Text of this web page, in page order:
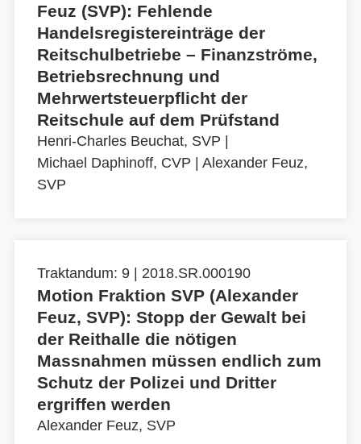
Feuz (SVP): Fehlende
Handelsregistereinträge der
Reitschulbetriebe – Finanzströme,
Betriebsrechnung und
Mehrwertsteuerpflicht der
Reitschule auf dem Prüfstand
Henri-Charles Beuchat, SVP
Michael Daphinoff, CVP
Alexander Feuz,
SVP
Traktandum: 9 | 2018.SR.000190
Motion Fraktion SVP (Alexander
Feuz, SVP): Stopp der Gewalt bei
der Reithalle die nötigen
Massnahmen müssen endlich zum
Schutz der Polizei und Dritter
ergriffen werden
Alexander Feuz, SVP